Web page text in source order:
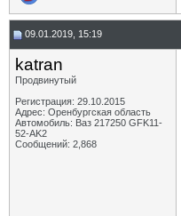
09.01.2019, 15:19
katran
Продвинутый
Регистрация: 29.10.2015
Адрес: Оренбургская область
Автомобиль: Ваз 217250 GFK11-
52-AK2
Сообщений: 2,868